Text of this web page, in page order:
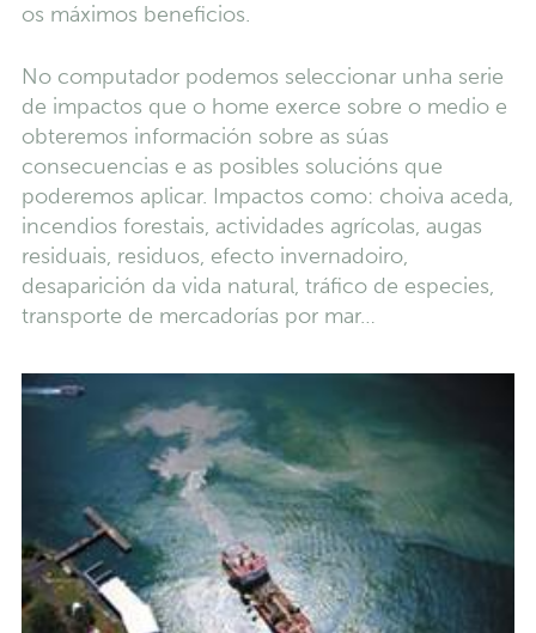
os máximos beneficios.
No computador podemos seleccionar unha serie
de impactos que o home exerce sobre o medio e
obteremos información sobre as súas
consecuencias e as posibles solucións que
poderemos aplicar. Impactos como: choiva aceda,
incendios forestais, actividades agrícolas, augas
residuais, residuos, efecto invernadoiro,
desaparición da vida natural, tráfico de especies,
transporte de mercadorías por mar…